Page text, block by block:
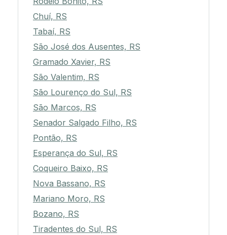
Chuí, RS
Tabaí, RS
São José dos Ausentes, RS
Gramado Xavier, RS
São Valentim, RS
São Lourenço do Sul, RS
São Marcos, RS
Senador Salgado Filho, RS
Pontão, RS
Esperança do Sul, RS
Coqueiro Baixo, RS
Nova Bassano, RS
Mariano Moro, RS
Bozano, RS
Tiradentes do Sul, RS